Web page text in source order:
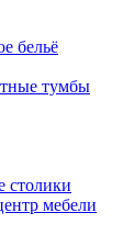
бельё
тумбы
столики
мебели